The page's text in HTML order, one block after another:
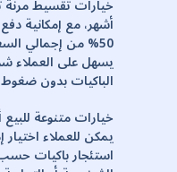
أشهر، مع إمكانية
50% من إجمالي
يسهل على العملاء
الباكيات بدون ضغوط
خيارات متنوعة للبيع
يمكن للعملاء اختيار
استئجار باكيات